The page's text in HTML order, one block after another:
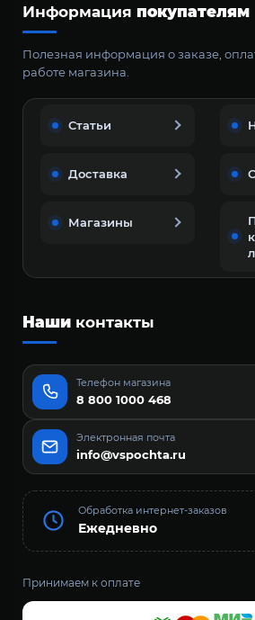
Информация покупателям
Полезная информация о заказе,
работе магазина.
Статьи
Доставка
Магазины
Наши контакты
Телефон магазина
8 800 1000 468
Электронная почта
info@vspochta.ru
Обработка интернет-заказов
Ежедневно
Принимаем к оплате